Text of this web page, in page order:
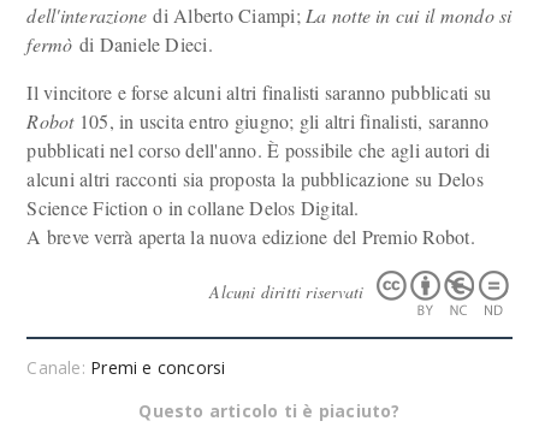
dell'interazione di Alberto Ciampi; La notte in cui il mondo si
fermò di Daniele Dieci.
Il vincitore e forse alcuni altri finalisti saranno pubblicati su
Robot105, in uscita entro giugno; gli altri finalisti, saranno
pubblicati nel corso dell'anno. È possibile che agli autori di
alcuni altri racconti sia proposta la pubblicazione su Delos
Science Fiction o in collane Delos Digital.
A breve verrà aperta la nuova edizione del Premio Robot.
Alcuni diritti riservati
Canale: Premi e concorsi
Questo articolo ti è piaciuto?